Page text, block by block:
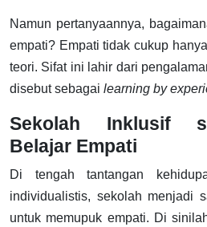
Namun pertanyaannya,
empati? Empati tidak cukup
teori. Sifat ini lahir dari
disebut sebagai learning by
Sekolah Inklusif
Belajar Empati
Di tengah tantangan
individualistis, sekolah menjadi
untuk memupuk empati. Di